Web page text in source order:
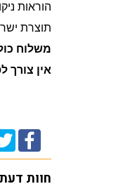
הוראות
תוצרת
משלוח
אין צורך
חוות